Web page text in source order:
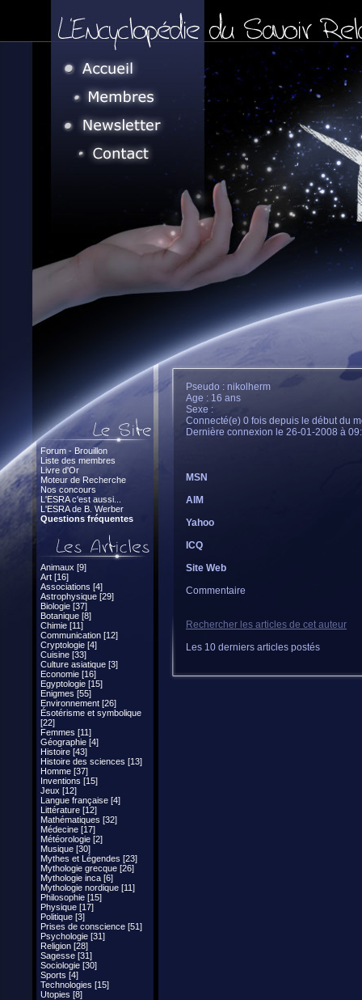
Forum - Brouillon
Liste des membres
Livre d'Or
Moteur de Recherche
Nos concours
L'ESRA c'est aussi...
L'ESRA de B. Werber
Questions fréquentes
Animaux [9]
Art [16]
Associations [4]
Astrophysique [29]
Biologie [37]
Botanique [8]
Chimie [11]
Communication [12]
Cryptologie [4]
Cuisine [33]
Culture asiatique [3]
Economie [16]
Egyptologie [15]
Enigmes [55]
Environnement [26]
Ésotérisme et symbolique
[22]
Femmes [11]
Géographie [4]
Histoire [43]
Histoire des sciences [13]
Homme [37]
Inventions [15]
Jeux [12]
Langue française [4]
Littérature [12]
Mathématiques [32]
Médecine [17]
Météorologie [2]
Musique [30]
Mythes et Légendes [23]
Mythologie grecque [26]
Mythologie inca [6]
Mythologie nordique [11]
Philosophie [15]
Physique [17]
Politique [3]
Prises de conscience [51]
Psychologie [31]
Religion [28]
Sagesse [31]
Sociologie [30]
Sports [4]
Technologies [15]
Utopies [8]
Pseudo : nikolherm
Age : 16 ans
Sexe :
Connecté(e) 0 fois depuis le début du
Dernière connexion le 26-01-2008 à
MSN
AIM
Yahoo
ICQ
Site Web
Commentaire
Rechercher les articles de cet auteur
Les 10 derniers articles postés